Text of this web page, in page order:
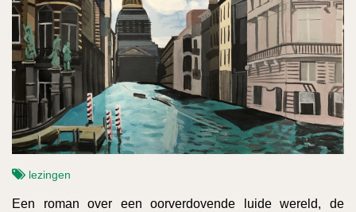
lezingen
Een roman over een oorverdovende luide wereld, de